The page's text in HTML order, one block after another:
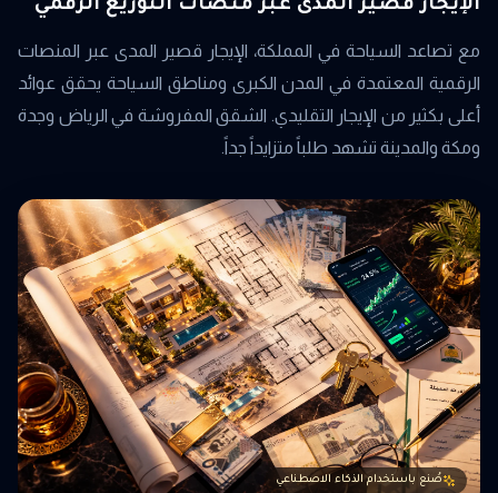
الإيجار قصير المدى عبر منصات التوزيع الرقمي
مع تصاعد السياحة في المملكة، الإيجار قصير المدى عبر المنصات
الرقمية المعتمدة في المدن الكبرى ومناطق السياحة يحقق عوائد
أعلى بكثير من الإيجار التقليدي. الشقق المفروشة في الرياض وجدة
ومكة والمدينة تشهد طلباً متزايداً جداً.
صُنع باستخدام الذكاء الاصطناعي